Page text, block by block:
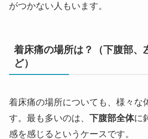
がつかない人もいます。
着床痛の場所は？（下腹部、
ど）
着床痛の場所についても、様々な
す。最も多いのは、 下腹部全体に
感を感じるというケースです。